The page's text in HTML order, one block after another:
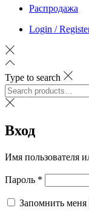
Распродажа
Login /
Type to search
Search
for:>
Вход
Имя пользователя
Пароль *
Запомнить меня